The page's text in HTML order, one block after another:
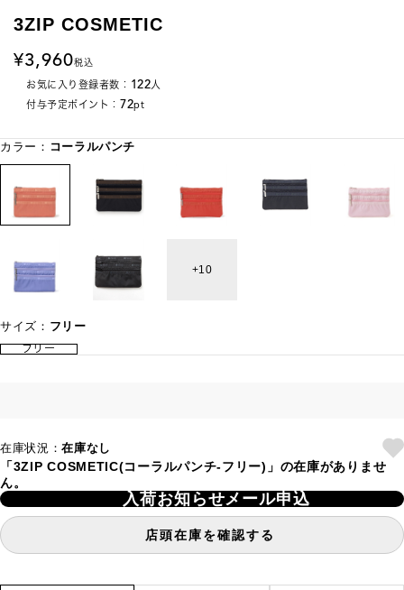
3ZIP COSMETIC
3,960税込
お気に入り登録者数： 122人
付与予定ポイント： 72pt
カラー： コーラルパンチ
10
サイズ： フリー
フリー
在庫状況：在庫なし
「3ZIP COSMETIC(コーラルパンチ-フリー)」の在庫がありませ
ん。
入荷お知らせメール申込
店頭在庫を確認する